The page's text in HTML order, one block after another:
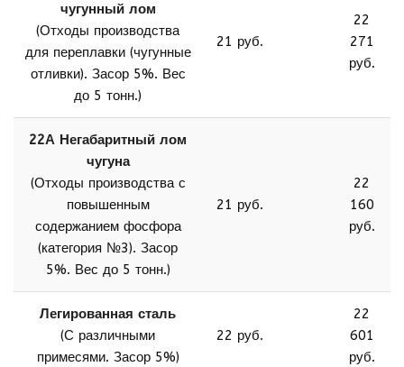
чугунный лом
(Отходы производства
для переплавки (чугунные
отливки). Засор 5%. Вес
до 5 тонн.)
21 руб.
22
271
руб.
22А Негабаритный лом
чугуна
(Отходы производства с
повышенным
содержанием фосфора
(категория №3). Засор
5%. Вес до 5 тонн.)
21 руб.
22
160
руб.
Легированная сталь
(С различными
примесями. Засор 5%)
22 руб.
22
601
руб.